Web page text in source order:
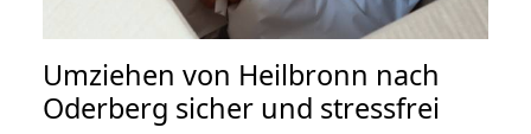
Umziehen von Heilbronn nach
Oderberg sicher und stressfrei